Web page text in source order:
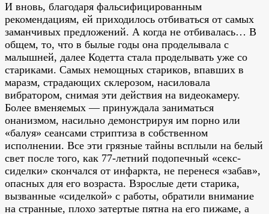
И вновь, благодаря фальсифицированным
рекомендациям, ей приходилось отбиваться от самых
заманчивых предложений. А когда не отбивалась… В
общем, то, что в былые годы она проделывала с
малышней, далее Кодетта стала проделывать уже со
стариками. Самых немощных стариков, впавших в
маразм, страдающих склерозом, насиловала
вибратором, снимая эти действия на видеокамеру.
Более вменяемых — принуждала заниматься
онанизмом, насильно демонстрируя им порно или
«балуя» сеансами стриптиза в собственном
исполнении. Все эти грязные тайны всплыли на белый
свет после того, как 77-летний подопечный «секс-
сиделки» скончался от инфаркта, не перенеся «забав»,
опасных для его возраста. Взрослые дети старика,
вызванные «сиделкой» с работы, обратили внимание
на странные, плохо затертые пятна на его пижаме, а